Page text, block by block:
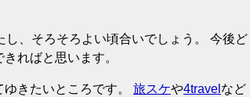
、そろそろよい頃合いでしょう。 今後ど
ればと思います。
きたいところです。 旅スケや4travel など